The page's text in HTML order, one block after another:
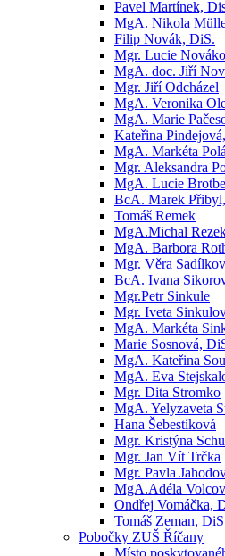
Pavel Martínek,
MgA. Nikola
Filip Novák, DiS.
Mgr. Lucie
MgA. doc. Jiří
Mgr. Jiří Odcházel
MgA. Veronika
MgA. Marie
Kateřina
MgA. Markéta
Mgr. Aleksandra
MgA. Lucie
BcA. Marek
Tomáš Remek
MgA.Michal
MgA. Barbora
Mgr. Věra
BcA. Ivana
Mgr.Petr Sinkule
Mgr. Iveta
MgA. Markéta
Marie Sosnová,
MgA. Kateřina
MgA. Eva
Mgr. Dita Stromko
MgA. Yelyzaveta
Hana Šebestíková
Mgr. Kristýna
Mgr. Jan Vít Trčka
Mgr. Pavla
MgA.Adéla
Ondřej Vomáčka,
Tomáš Zeman,
Pobočky ZUŠ Říčany
Místo